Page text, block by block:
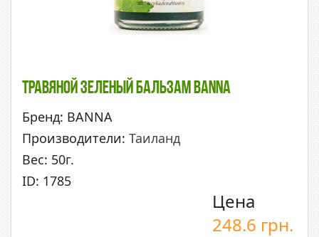
Травяной Зеленый Бальзам Banna
Бренд: BANNA
Производители: Таиланд
Вес: 50г.
ID: 1785
Цена
248.6 грн.